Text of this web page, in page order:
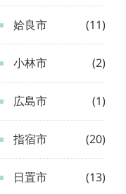
姶良市 (11)
小林市 (2)
広島市 (1)
指宿市 (20)
日置市 (13)